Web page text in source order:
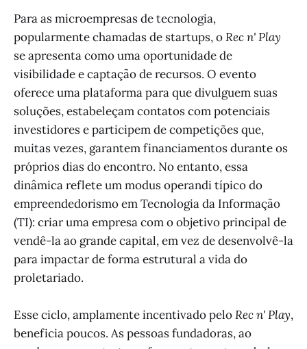
Para as microempresas de tecnologia,
popularmente chamadas de startups, oRec n' Play
se apresenta como uma oportunidade de
visibilidade e captação de recursos. O evento
oferece uma plataforma para que divulguem suas
soluções, estabeleçam contatos com potenciais
investidores e participem de competições que,
muitas vezes, garantem financiamentos durante os
próprios dias do encontro. No entanto, essa
dinâmica reflete um modus operandi típico do
empreendedorismo em Tecnologia da Informação
(TI): criar uma empresa com o objetivo principal de
vendê-la ao grande capital, em vez de desenvolvê-la
para impactar de forma estrutural a vida do
proletariado.
Esse ciclo, amplamente incentivado peloRec n' Play,
beneficia poucos. As pessoas fundadoras, ao